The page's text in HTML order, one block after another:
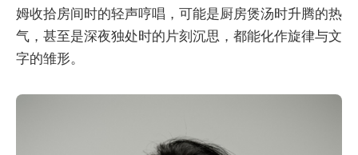
姆收拾房间时的轻声哼唱，可能是厨房煲汤时升腾的热
气，甚至是深夜独处时的片刻沉思，都能化作旋律与文
字的雏形。